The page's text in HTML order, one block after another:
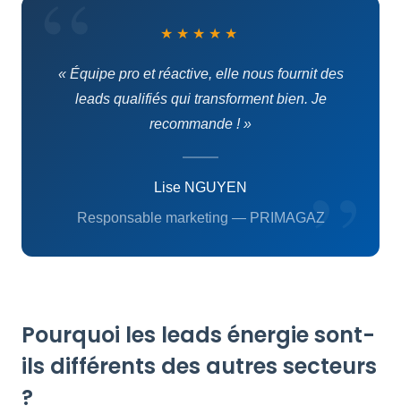
★★★★★
« Équipe pro et réactive, elle nous fournit des
leads qualifiés qui transforment bien. Je
recommande ! »
Lise NGUYEN
Responsable marketing — PRIMAGAZ
Pourquoi les leads énergie sont-
ils différents des autres secteurs
?